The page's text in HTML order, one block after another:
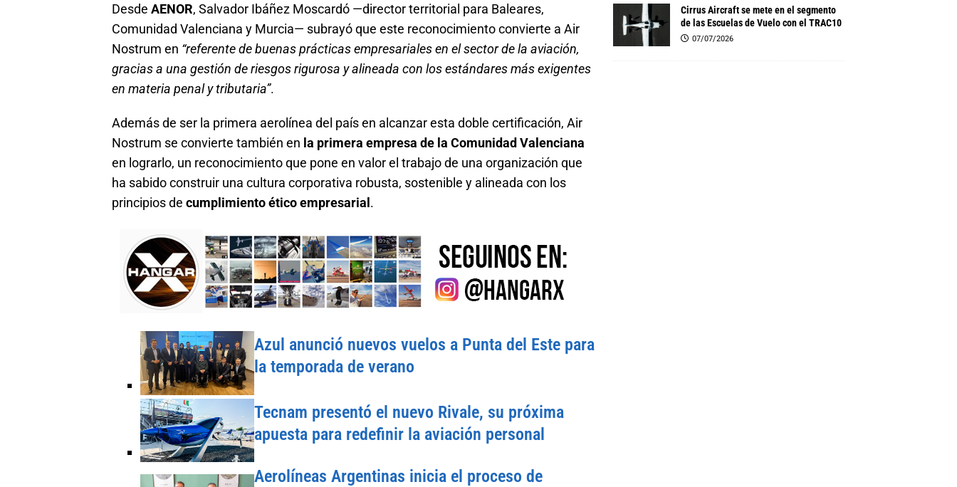
Desde AENOR, Salvador Ibáñez Moscardó —director territorial para Baleares,
Comunidad Valenciana y Murcia— subrayó que este reconocimiento convierte a Air
Nostrum en “referente de buenas prácticas empresariales en el sector de la aviación,
gracias a una gestión de riesgos rigurosa y alineada con los estándares más exigentes
en materia penal y tributaria”.
Además de ser la primera aerolínea del país en alcanzar esta doble certificación, Air
Nostrum se convierte también en la primera empresa de la Comunidad Valenciana
en lograrlo, un reconocimiento que pone en valor el trabajo de una organización que
ha sabido construir una cultura corporativa robusta, sostenible y alineada con los
principios de cumplimiento ético empresarial.
Azul anunció nuevos vuelos a Punta del Este para
la temporada de verano
Tecnam presentó el nuevo Rivale, su próxima
apuesta para redefinir la aviación personal
Aerolíneas Argentinas inicia el proceso de
Cirrus Aircraft se mete en el segmento
de las Escuelas de Vuelo con el TRAC10
07/07/2026